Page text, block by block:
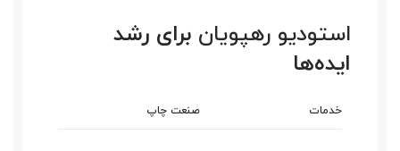
استودیو رهپویان برای رشد
ایده‌ها
خدمات صنعت چاپ